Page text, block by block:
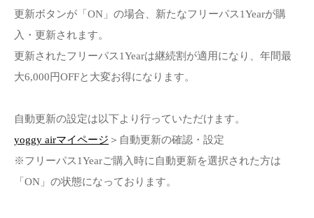
更新ボタンが「ON」の場合、新たなフリーパス1Yearが購
入・更新されます。
更新されたフリーパス1Yearは継続割が適用になり、年間最
大6,000円OFFと大変お得になります。
自動更新の設定は以下より行っていただけます。
yoggy airマイページ ＞自動更新の確認・設定
※フリーパス1Yearご購入時に自動更新を選択された方は
「ON」の状態になっております。